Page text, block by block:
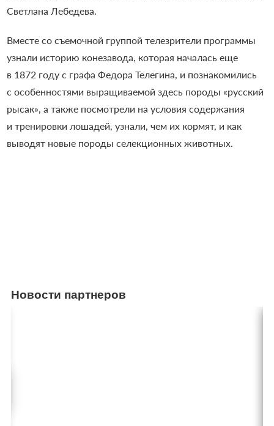
Светлана Лебедева.
Вместе со съемочной группой телезрители программы
узнали историю конезавода, которая началась еще
в 1872 году с графа Федора Телегина, и познакомились
с особенностями выращиваемой здесь породы «русский
рысак», а также посмотрели на условия содержания
и тренировки лошадей, узнали, чем их кормят, и как
выводят новые породы селекционных животных.
Новости партнеров